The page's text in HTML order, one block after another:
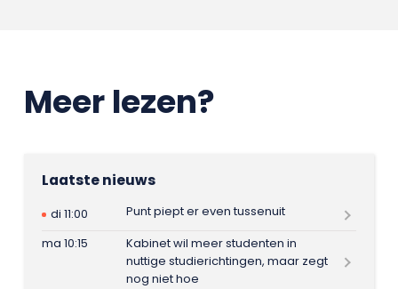
Meer lezen?
Laatste nieuws
di 11:00
Punt piept er even tussenuit
ma 10:15
Kabinet wil meer studenten in
nuttige studierichtingen, maar zegt
nog niet hoe